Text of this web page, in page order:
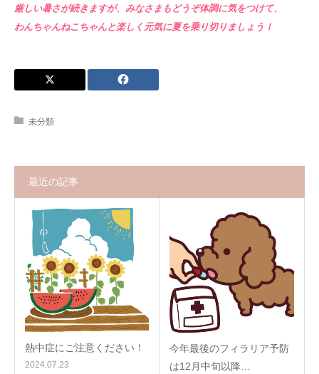
厳しい暑さが続きますが、みなさまもどうぞ体調に気をつけて、
わんちゃんねこちゃんと楽しく元気に夏を乗り切りましょう！
未分類
最近の記事
熱中症にご注意ください！
2024.07.23
今年最後のフィラリア予防
は12月中旬以降…